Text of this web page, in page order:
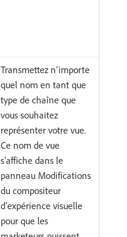
Transmettez n’importe
quel nom en tant que
type de chaîne que
vous souhaitez
représenter votre vue.
Ce nom de vue
s’affiche dans le
panneau Modifications
du compositeur
d’expérience visuelle
pour que les